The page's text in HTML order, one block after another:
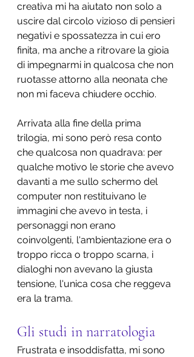
creativa mi ha aiutato non solo a
uscire dal circolo vizioso di pensieri
negativi e spossatezza in cui ero
finita, ma anche a ritrovare la gioia
di impegnarmi in qualcosa che non
ruotasse attorno alla neonata che
non mi faceva chiudere occhio.
Arrivata alla fine della prima
trilogia, mi sono però resa conto
che qualcosa non quadrava: per
qualche motivo le storie che avevo
davanti a me sullo schermo del
computer non restituivano le
immagini che avevo in testa, i
personaggi non erano
coinvolgenti, l'ambientazione era o
troppo ricca o troppo scarna, i
dialoghi non avevano la giusta
tensione, l'unica cosa che reggeva
era la trama.
Gli studi in narratologia
Frustrata e insoddisfatta, mi sono